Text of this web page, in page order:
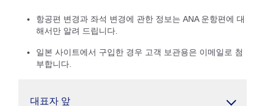
항공편 변경과 좌석 변경에 관한 정보는 ANA 운항편에 대
해서만 알려 드립니다.
일본 사이트에서 구입한 경우 고객 보관용은 이메일로 첨
부합니다.
대표자 앞